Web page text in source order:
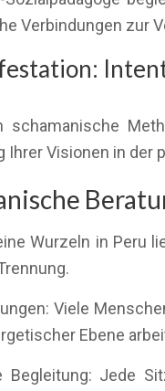
Verbindungen zur
schamanische
Ihrer Visionen in der
Wurzeln in Peru
Viele
Ebene
Begleitung: Jede